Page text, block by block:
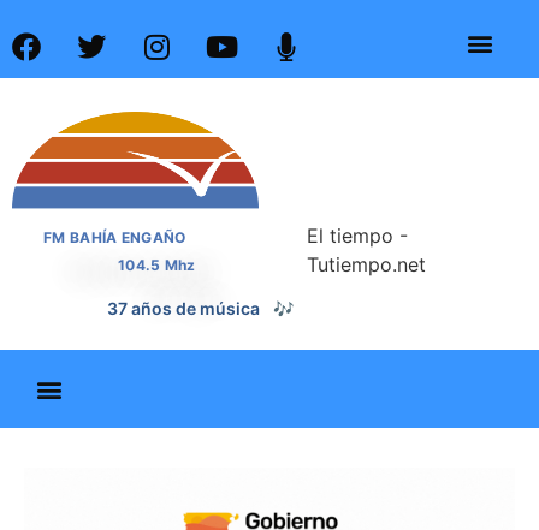
FM BAHÍA ENGAÑO
104.5 Mhz
37 años de noticias 📰
El tiempo -
Tutiempo.net